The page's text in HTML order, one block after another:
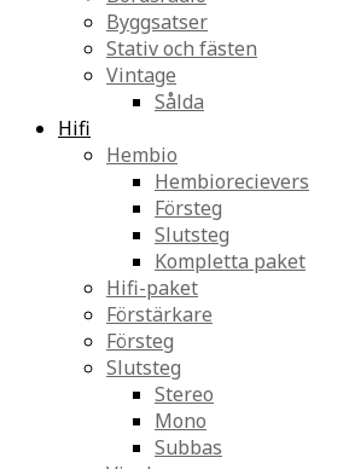
Byggsatser
Stativ och fästen
Vintage
Sålda
Hifi
Hembio
Hembiorecievers
Försteg
Slutsteg
Kompletta paket
Hifi-paket
Förstärkare
Försteg
Slutsteg
Stereo
Mono
Subbas